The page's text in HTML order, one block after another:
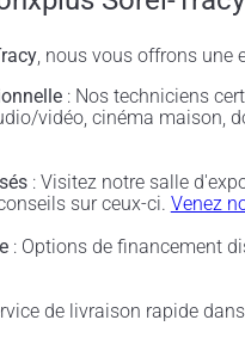
, nous vous offrons une
: Nos techniciens
vidéo, cinéma maison,
: Visitez notre salle
sur ceux-ci. Venez
: Options de financement
de livraison rapide